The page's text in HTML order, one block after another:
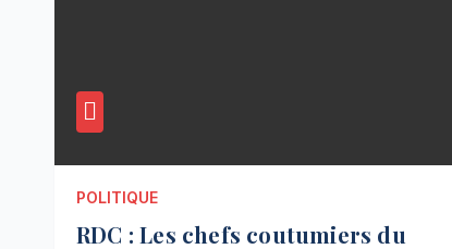
POLITIQUE
RDC : Les chefs coutumiers du